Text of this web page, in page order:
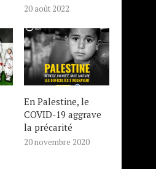
20 août 2022
En Palestine, le
COVID-19 aggrave
la précarité
20 novembre 2020